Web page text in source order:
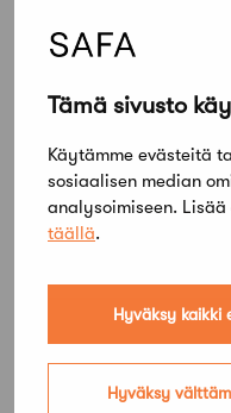
Tämä sivusto
Käytämme evästeitä
sosiaalisen median
analysoimiseen.
täällä.
Hyväksy kaikki
Hyväksy
Elokuu,
2026
03